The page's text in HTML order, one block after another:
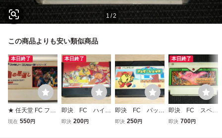
1 /2
この商品よりも安い類似商品
本日終了
★ 任天堂 FC ファ
ミコン ファミリー
現在 550円
本日終了
即決 FC ハイパ
ーオリンピック
即決 200円
即決 FC パック
ランド 作動確認
即決 250円
本日終了
即決 FC スペラ
ンカー 作動確認
即決 700円